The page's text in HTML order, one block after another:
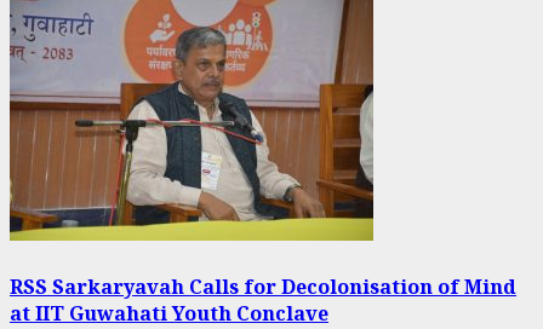
RSS Sarkaryavah Calls for Decolonisation of Mind
at IIT Guwahati Youth Conclave